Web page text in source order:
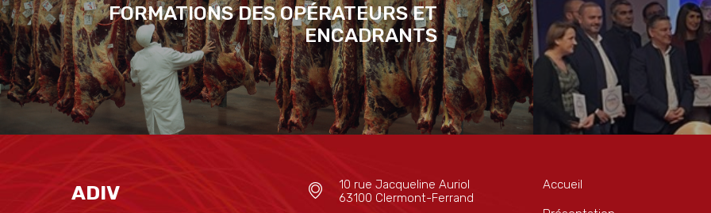
FORMATIONS DES OPÉRATEURS ET
ENCADRANTS
ADIV
10 rue Jacqueline Auriol
63100 Clermont-Ferrand
Accueil